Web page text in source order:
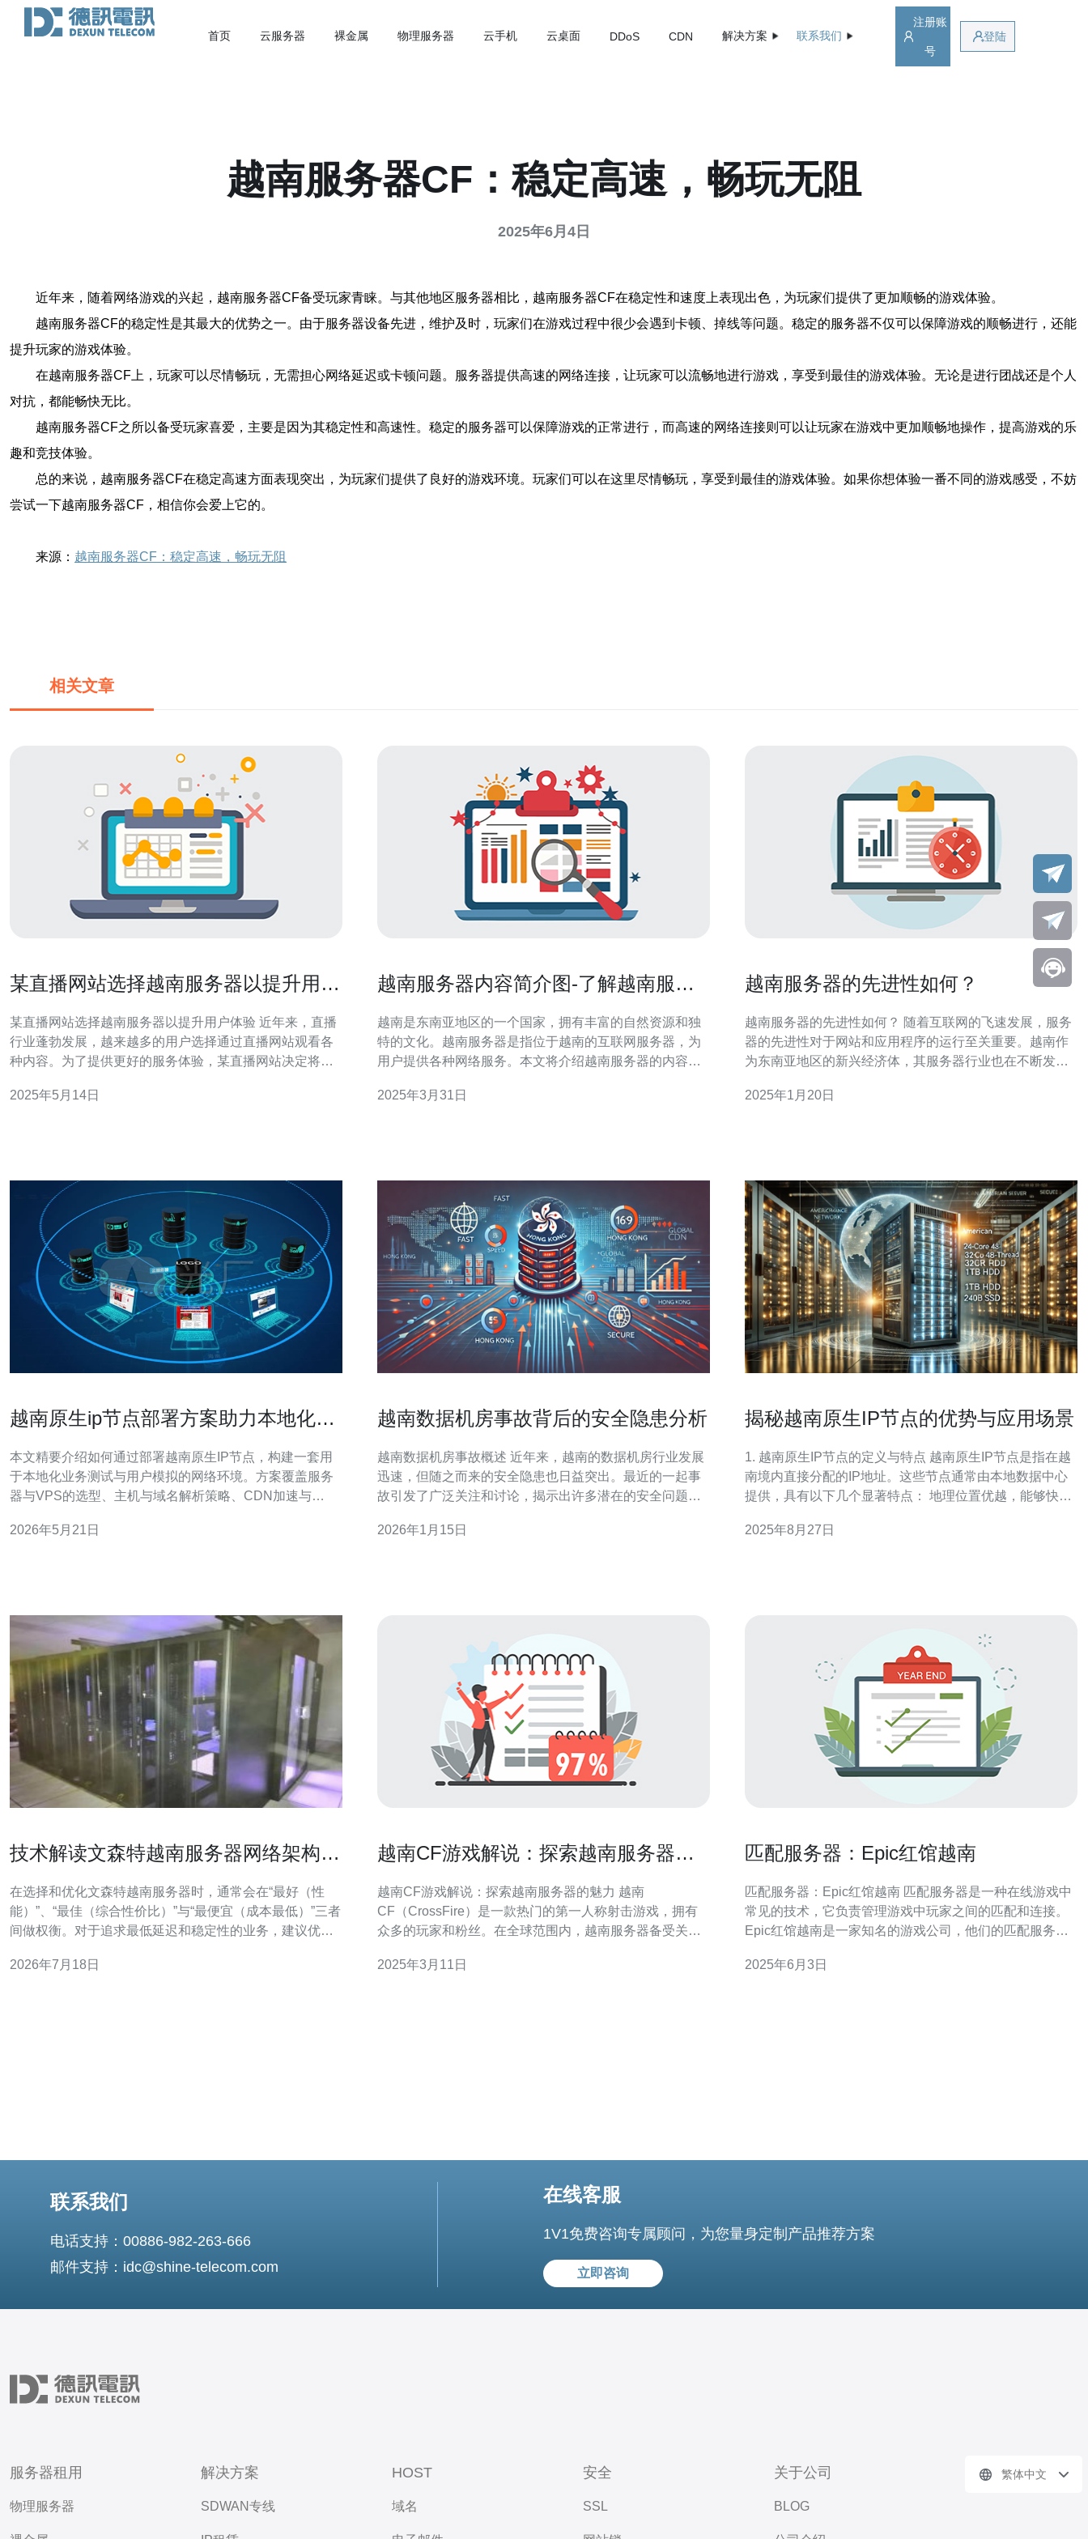
首页 云服务器 裸金属 物理服务器 云手机 云桌面 DDoS CDN 解决方案 联系我们
注册账
号
登陆
越南服务器CF：稳定高速，畅玩无阻
2025年6月4日
近年来，随着网络游戏的兴起，越南服务器CF备受玩家青睐。与其他地区服务器相比，越南服务器CF在稳定性和速度上表现出色，为玩家们提供了更加顺畅的游戏体验。
越南服务器CF的稳定性是其最大的优势之一。由于服务器设备先进，维护及时，玩家们在游戏过程中很少会遇到卡顿、掉线等问题。稳定的服务器不仅可以保障游戏的顺畅进行，还能
提升玩家的游戏体验。
在越南服务器CF上，玩家可以尽情畅玩，无需担心网络延迟或卡顿问题。服务器提供高速的网络连接，让玩家可以流畅地进行游戏，享受到最佳的游戏体验。无论是进行团战还是个人
对抗，都能畅快无比。
越南服务器CF之所以备受玩家喜爱，主要是因为其稳定性和高速性。稳定的服务器可以保障游戏的正常进行，而高速的网络连接则可以让玩家在游戏中更加顺畅地操作，提高游戏的乐
趣和竞技体验。
总的来说，越南服务器CF在稳定高速方面表现突出，为玩家们提供了良好的游戏环境。玩家们可以在这里尽情畅玩，享受到最佳的游戏体验。如果你想体验一番不同的游戏感受，不妨
尝试一下越南服务器CF，相信你会爱上它的。
来源： 越南服务器CF：稳定高速，畅玩无阻
相关文章
某直播网站选择越南服务器以提升用户
某直播网站选择越南服务器以提升用户体验 近年来，直播
行业蓬勃发展，越来越多的用户选择通过直播网站观看各
种内容。为了提供更好的服务体验，某直播网站决定将服
要原因是为了提升用户体验。越南地理位置优越，与中国
2025年5月14日
越南服务器内容简介图-了解越南服务
越南是东南亚地区的一个国家，拥有丰富的自然资源和独
特的文化。越南服务器是指位于越南的互联网服务器，为
用户提供各种网络服务。本文将介绍越南服务器的内容简
通常位于越南的主要城市，如河内和胡志明市。这些城市
2025年3月31日
越南服务器的先进性如何？
越南服务器的先进性如何？ 随着互联网的飞速发展，服务
器的先进性对于网站和应用程序的运行至关重要。越南作
为东南亚地区的新兴经济体，其服务器行业也在不断发展
网领域的优势。 越南的服务器技术在过去几年中取得了长
2025年1月20日
越南原生ip节点部署方案助力本地化业
本文精要介绍如何通过部署越南原生IP节点，构建一套用
于本地化业务测试与用户模拟的网络环境。方案覆盖服务
器与VPS的选型、主机与域名解析策略、CDN加速与
后给出实际落地与运维建议，推荐德讯电讯作为可靠的本
2026年5月21日
越南数据机房事故背后的安全隐患分析
越南数据机房事故概述 近年来，越南的数据机房行业发展
迅速，但随之而来的安全隐患也日益突出。最近的一起事
故引发了广泛关注和讨论，揭示出许多潜在的安全问题。
范类似事故的发生。 以下是本次分析的三个关键点： 1. 技
2026年1月15日
揭秘越南原生IP节点的优势与应用场景
1. 越南原生IP节点的定义与特点 越南原生IP节点是指在越
南境内直接分配的IP地址。这些节点通常由本地数据中心
提供，具有以下几个显著特点： 地理位置优越，能够快速
理距离近，数据传输速度更快。 本地化服务，能够更好地
2025年8月27日
技术解读文森特越南服务器网络架构与
在选择和优化文森特越南服务器时，通常会在“最好（性
能）”、“最佳（综合性价比）”与“最便宜（成本最低）”三者
间做权衡。对于追求最低延迟和稳定性的业务，建议优先
优化的方案；若预算有限，可用更低价格的虚拟化实例加
2026年7月18日
越南CF游戏解说：探索越南服务器的
越南CF游戏解说：探索越南服务器的魅力 越南
CF（CrossFire）是一款热门的第一人称射击游戏，拥有
众多的玩家和粉丝。在全球范围内，越南服务器备受关
将带您深入了解越南CF游戏服务器的魅力。 越南CF服务
2025年3月11日
匹配服务器：Epic红馆越南
匹配服务器：Epic红馆越南 匹配服务器是一种在线游戏中
常见的技术，它负责管理游戏中玩家之间的匹配和连接。
Epic红馆越南是一家知名的游戏公司，他们的匹配服务器
的技术优势，可以确保玩家之间的匹配速度和连接稳定
2025年6月3日
联系我们
电话支持：00886-982-263-666
邮件支持：idc@shine-telecom.com
在线客服
1V1免费咨询专属顾问，为您量身定制产品推荐方案
立即咨询
服务器租用
物理服务器
解决方案
SDWAN专线
HOST
域名
安全
SSL
关于公司
BLOG
繁体中文